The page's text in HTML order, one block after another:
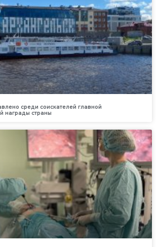
среди соискателей главной
награды страны